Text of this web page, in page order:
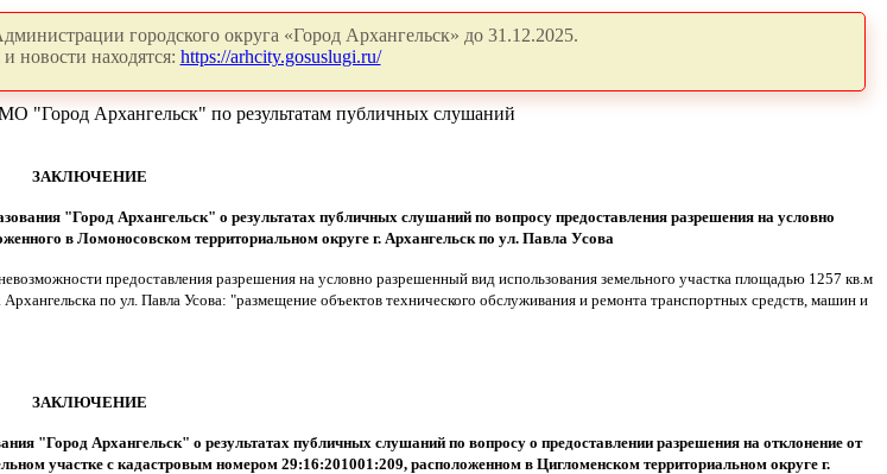
городского округа «Город Архангельск» до 31.12.2025.
новости находятся: https://arhcity.gosuslugi.ru/
"Город Архангельск" по результатам публичных слушаний
ЗАКЛЮЧЕНИЕ
"Город Архангельск" о результатах публичных слушаний по вопросу предоставления разрешения на условно
в Ломоносовском территориальном округе г. Архангельск по ул. Павла Усова
предоставления разрешения на условно разрешенный вид использования земельного участка площадью 1257 кв.м
по ул. Павла Усова: "размещение объектов технического обслуживания и ремонта транспортных средств, машин и
ЗАКЛЮЧЕНИЕ
"Город Архангельск" о результатах публичных слушаний по вопросу о предоставлении разрешения на отклонение от
участке с кадастровым номером 29:16:201001:209, расположенном в Цигломенском территориальном округе г.